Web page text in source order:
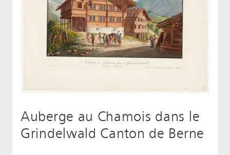
Auberge au Chamois dans le
Grindelwald Canton de Berne